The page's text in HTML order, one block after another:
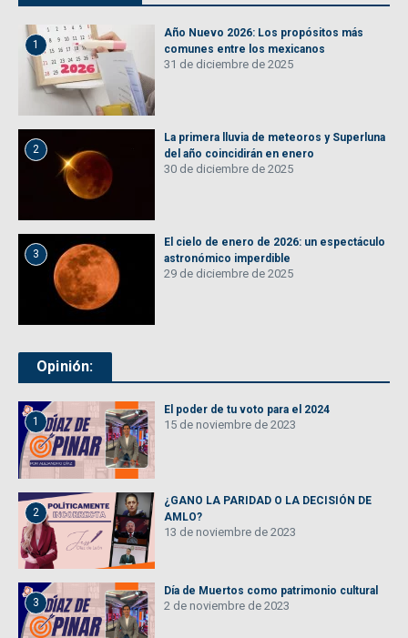
1
Año Nuevo 2026: Los propósitos más
comunes entre los mexicanos
31 de diciembre de 2025
2
La primera lluvia de meteoros y Superluna
del año coincidirán en enero
30 de diciembre de 2025
3
El cielo de enero de 2026: un espectáculo
astronómico imperdible
29 de diciembre de 2025
Opinión:
1
El poder de tu voto para el 2024
15 de noviembre de 2023
2
¿GANO LA PARIDAD O LA DECISIÓN DE
AMLO?
13 de noviembre de 2023
3
Día de Muertos como patrimonio cultural
2 de noviembre de 2023